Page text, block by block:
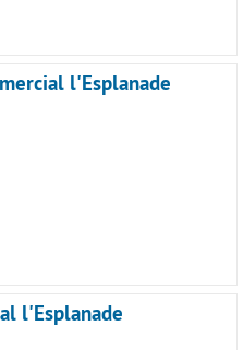
l'Esplanade
l'Esplanade